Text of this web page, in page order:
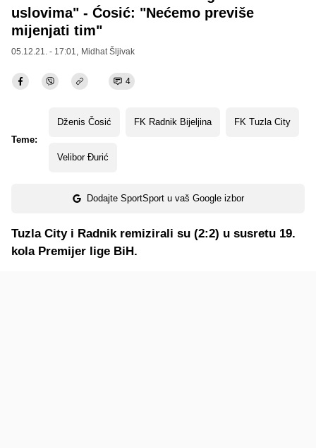
uslovima" - Ćosić: "Nećemo previše
mijenjati tim"
05.12.21. - 17:01, Midhat Šljivak
4
Teme:
Dženis Čosić FK Radnik Bijeljina FK Tuzla City
Velibor Đurić
Dodajte SportSport u vaš Google izbor
Tuzla City i Radnik remizirali su (2:2) u susretu 19.
kola Premijer lige BiH.